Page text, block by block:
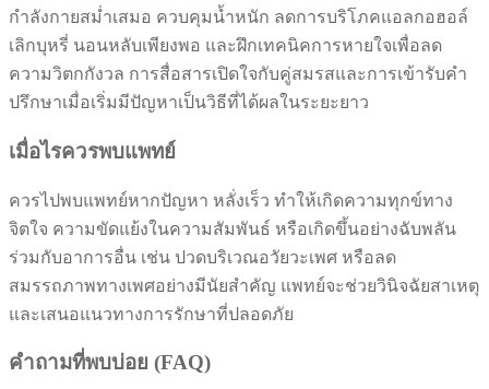
กำลังกายสม่ำเสมอ ควบคุมน้ำหนัก ลดการบริโภคแอลกอฮอล์
เลิกบุหรี่ นอนหลับเพียงพอ และฝึกเทคนิคการหายใจเพื่อลด
ความวิตกกังวล การสื่อสารเปิดใจกับคู่สมรสและการเข้ารับคำ
ปรึกษาเมื่อเริ่มมีปัญหาเป็นวิธีที่ได้ผลในระยะยาว
เมื่อไรควรพบแพทย์
ควรไปพบแพทย์หากปัญหา หลั่งเร็ว ทำให้เกิดความทุกข์ทาง
จิตใจ ความขัดแย้งในความสัมพันธ์ หรือเกิดขึ้นอย่างฉับพลัน
ร่วมกับอาการอื่น เช่น ปวดบริเวณอวัยวะเพศ หรือลด
สมรรถภาพทางเพศอย่างมีนัยสำคัญ แพทย์จะช่วยวินิจฉัยสาเหตุ
และเสนอแนวทางการรักษาที่ปลอดภัย
คำถามที่พบบ่อย (FAQ)